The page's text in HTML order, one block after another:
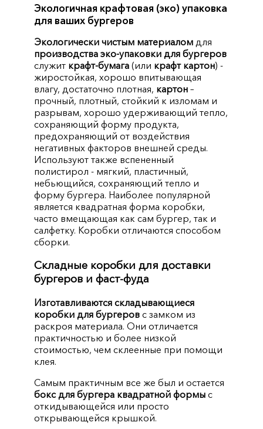
Экологичная крафтовая (эко) упаковка
для ваших бургеров
Экологически чистым материалом для
производства эко-упаковки для бургеров
служит крафт-бумага (или крафт картон) -
жиростойкая, хорошо впитывающая
влагу, достаточно плотная, картон –
прочный, плотный, стойкий к изломам и
разрывам, хорошо удерживающий тепло,
сохраняющий форму продукта,
предохраняющий от воздействия
негативных факторов внешней среды.
Используют также вспененный
полистирол - мягкий, пластичный,
небьющийся, сохраняющий тепло и
форму бургера. Наиболее популярной
является квадратная форма коробки,
часто вмещающая как сам бургер, так и
салфетку. Коробки отличаются способом
сборки.
Складные коробки для доставки
бургеров и фаст-фуда
Изготавливаются складывающиеся
коробки для бургеров с замком из
раскроя материала. Они отличается
практичностью и более низкой
стоимостью, чем склеенные при помощи
клея.
Самым практичным все же был и остается
бокс для бургера квадратной формы с
откидывающейся или просто
открывающейся крышкой.